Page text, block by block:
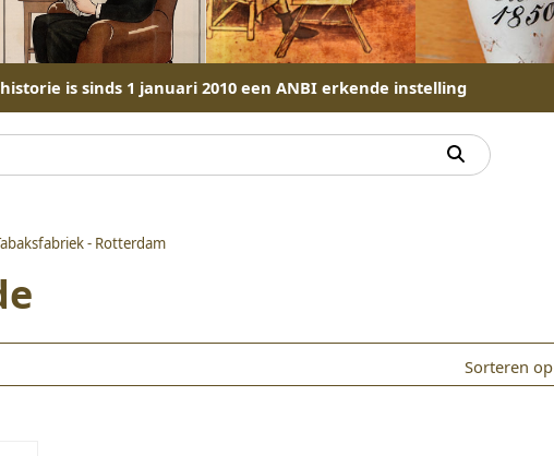
is sinds 1 januari 2010 een ANBI erkende instelling
- Rotterdam
Sorteren op